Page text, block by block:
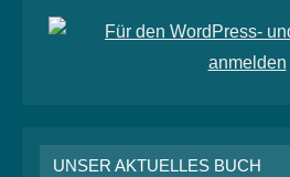
UNSER AKTUELLES BUCH